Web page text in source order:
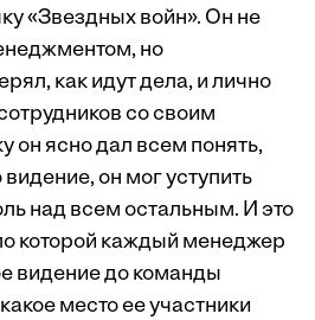
«Звездных войн». Он не
но
как идут дела, и лично
со своим
он ясно дал всем понять,
видение, он мог уступить
над всем остальным. И это
которой каждый менеджер
видение до команды
место ее участники